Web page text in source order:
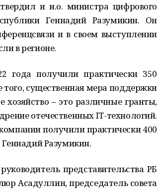
и и.о. министра цифрового
Геннадий Разумикин. Он
и в своем выступлении
в регионе.
года получили практически 350
существенная мера поддержки
хозяйство – это различные гранты,
отечественных IT-технологий.
получили практически 400
Разумикин.
представительства РБ
Асадуллин, председатель совета